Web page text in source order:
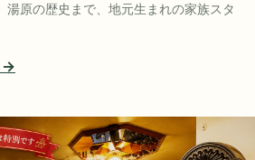
湯原の歴史まで、地元生まれの家族スタ
→